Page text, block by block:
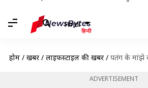
Hindi
होम / खबरें / लाइफस्टाइल की खबरें / पतंग के मांझे से उंगली कटने
ADVERTISEMENT